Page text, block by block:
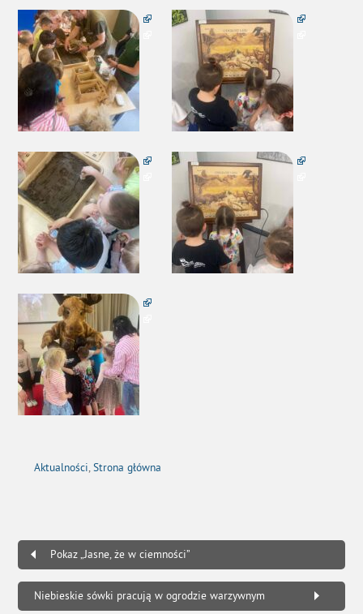
Aktualności,Strona główna
Pokaz „Jasne, że w ciemności”
Niebieskie sówki pracują w ogrodzie warzywnym